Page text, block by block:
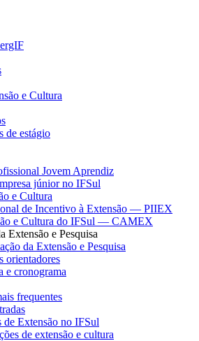
e Cultura
de estágio
Jovem Aprendiz
júnior no IFSul
e Cultura
de Incentivo à Extensão — PIIEX
e Cultura do IFSul — CAMEX
Extensão e Pesquisa
da Extensão e Pesquisa
orientadores
e cronograma
frequentes
de Extensão no IFSul
de extensão e cultura